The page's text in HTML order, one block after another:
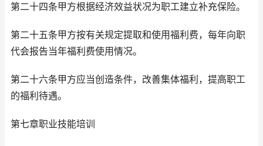
第二十四条甲方根据经济效益状况为职工建立补充保险。
第二十五条甲方按有关规定提取和使用福利费，每年向职
代会报告当年福利费使用情况。
第二十六条甲方应当创造条件，改善集体福利，提高职工
的福利待遇。
第七章职业技能培训